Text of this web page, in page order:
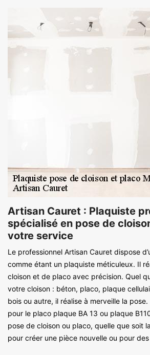
Artisan Cauret : Plaquiste
spécialisé en pose de
votre service
Le professionnel Artisan Cauret dispose
comme étant un plaquiste méticuleux. Il
cloison et de placo avec précision. Quel
votre cloison : béton, placo, plaque
bois ou autre, il réalise à merveille la
pour le placo plaque BA 13 ou plaque
pose de cloison ou placo, quelle que soit
pour créer une pièce nouvelle ou pour